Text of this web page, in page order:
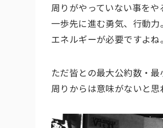
周りがやっていない事をや
一歩先に進む勇気、行動力。
エネルギーが必要ですよね。
ただ皆との最大公約数・最
周りからは意味がないと思